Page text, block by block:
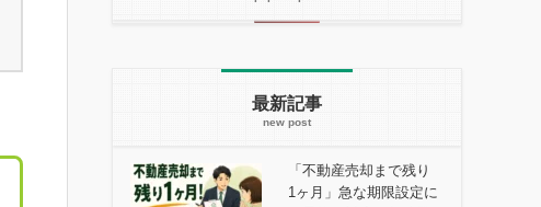
最新記事
「不動産売却まで残り
1ヶ月」急な期限設定に